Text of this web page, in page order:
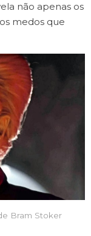
não apenas os
medos que
Bram Stoker